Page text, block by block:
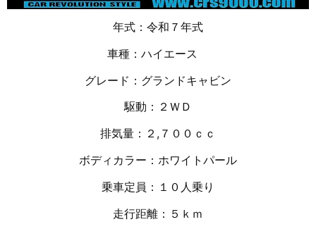
年式：令和７年式
車種：ハイエース
グレード：グランドキャビン
駆動：２ＷＤ
排気量：２,７００ｃｃ
ボディカラー：ホワイトパール
乗車定員：１０人乗り
走行距離：５ ｋｍ